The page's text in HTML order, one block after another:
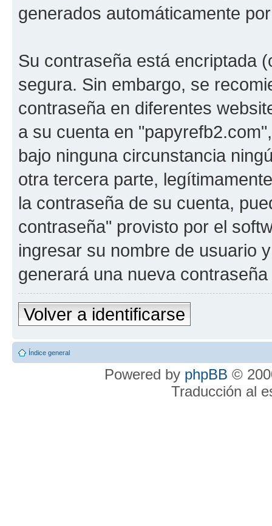
generados automáticamente
Su contraseña está encriptada
segura. Sin embargo, se
contraseña en diferentes
a su cuenta en
bajo ninguna circunstancia
otra tercera parte,
la contraseña de su cuenta,
contraseña" provisto por el
ingresar su nombre de usuario
generará una nueva
Volver a identificarse
Índice general
Powered by phpBB ©
Traducción al